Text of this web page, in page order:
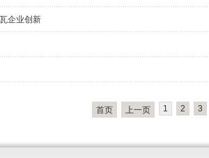
企业创新
首页 上一页 1 2 3